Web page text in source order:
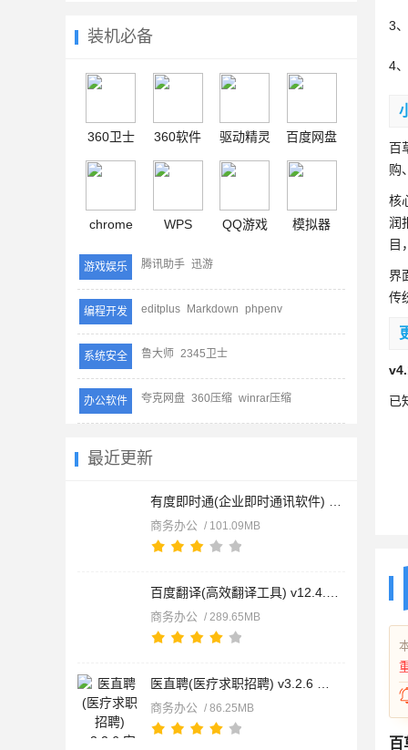
装机必备
360卫士 360软件 驱动精灵 百度网盘
chrome WPS QQ游戏 模拟器
游戏娱乐 腾讯助手 迅游
编程开发 editplus Markdown phpenv
系统安全 鲁大师 2345卫士
办公软件 夸克网盘 360压缩 winrar压缩
最近更新
商务办公 / 101.09MB
商务办公 / 289.65MB
商务办公 / 86.25MB
3
4
百
购
核
润
目
界
传
已
百